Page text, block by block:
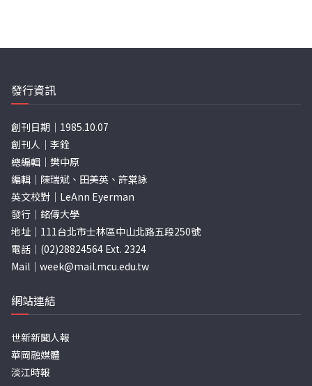
發行資訊
創刊日期｜1985.10.07
創刊人｜李銓
總編輯｜樊中原
編輯｜陳瑞斌、田美英、許棠詠
英文校對｜LeAnn Eyerman
發行｜銘傳大學
地址｜111台北市士林區中山北路五段250號
電話｜(02)28824564 Ext. 2324
Mail｜ week@mail.mcu.edu.tw
網站連結
世新新聞人報
華岡融媒體
淡江時報